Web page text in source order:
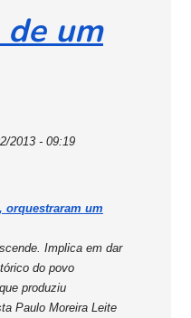
um
2013 - 09:19
orquestraram um
Implica em dar
do povo
produziu
Paulo Moreira Leite